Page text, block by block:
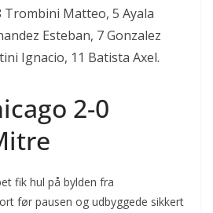
Trombini Matteo, 5 Ayala
Esteban, 7 Gonzalez
Ignacio, 11 Batista Axel.
2-0
fik hul på bylden fra
før pausen og udbyggede sikkert